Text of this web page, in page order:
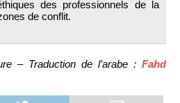
des professionnels de la
de conflit.
– Traduction de l’arabe : Fahd